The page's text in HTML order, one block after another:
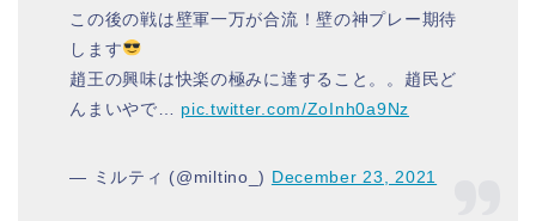
この後の戦は壁軍一万が合流！壁の神プレー期待
します
趙王の興味は快楽の極みに達すること。。趙民ど
んまいやで… pic.twitter.com/ZoInh0a9Nz
— ミルティ (@miltino_) December 23, 2021